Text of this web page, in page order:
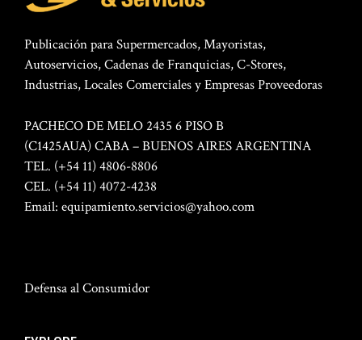
Publicación para Supermercados, Mayoristas,
Autoservicios, Cadenas de Franquicias, C-Stores,
Industrias, Locales Comerciales y Empresas Proveedoras
PACHECO DE MELO 2435 6 PISO B
(C1425AUA) CABA – BUENOS AIRES ARGENTINA
TEL. (+54 11) 4806-8806
CEL. (+54 11) 4072-4238
Email: equipamiento.servicios@yahoo.com
Defensa al Consumidor